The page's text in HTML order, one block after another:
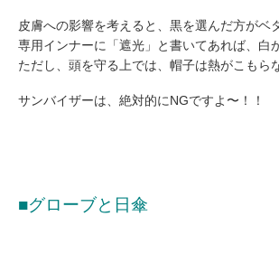
皮膚への影響を考えると、黒を選んだ方がベ
専用インナーに「遮光」と書いてあれば、
ただし、頭を守る上では、帽子は熱がこも
サンバイザーは、絶対的にNGですよ〜！！
■グローブと日傘